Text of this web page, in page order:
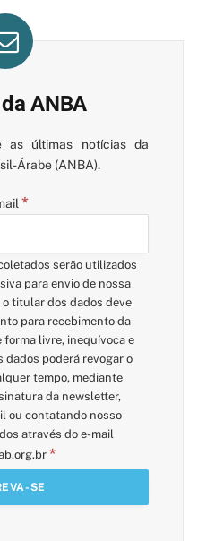
ANBA
as últimas notícias da
Árabe (ANBA).
*
serão utilizados
para envio de nossa
titular dos dados deve
para recebimento da
livre, inequívoca e
dados poderá revogar o
tempo, mediante
da newsletter,
ou contatando nosso
através do e-mail
*